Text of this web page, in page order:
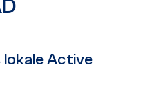
Active